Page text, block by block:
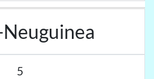
Neuguinea
5